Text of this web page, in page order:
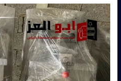
شراء
معدات
مطاعم
مستعملة
حي
الشفا
بالرياض